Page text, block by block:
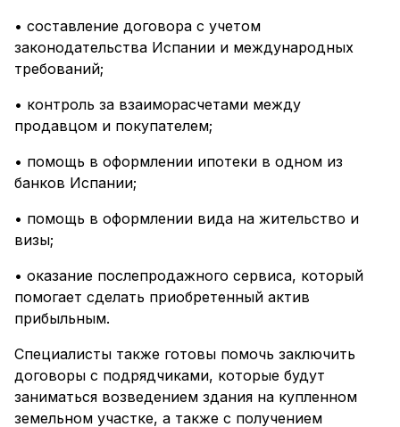
• составление договора с учетом
законодательства Испании и международных
требований;
• контроль за взаиморасчетами между
продавцом и покупателем;
• помощь в оформлении ипотеки в одном из
банков Испании;
• помощь в оформлении вида на жительство и
визы;
• оказание послепродажного сервиса, который
помогает сделать приобретенный актив
прибыльным.
Специалисты также готовы помочь заключить
договоры с подрядчиками, которые будут
заниматься возведением здания на купленном
земельном участке, а также с получением